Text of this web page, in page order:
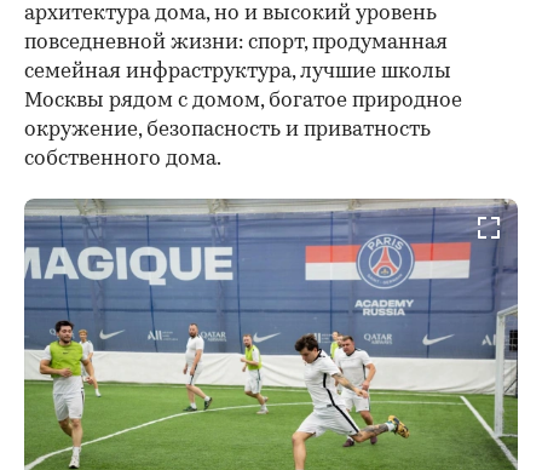
архитектура дома, но и высокий уровень
повседневной жизни: спорт, продуманная
семейная инфраструктура, лучшие школы
Москвы рядом с домом, богатое природное
окружение, безопасность и приватность
собственного дома.